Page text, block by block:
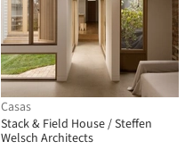
Casas
Stack & Field House / Steffen
Welsch Architects